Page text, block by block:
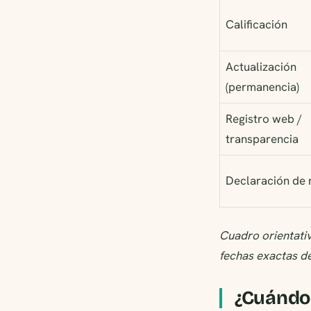
Calificación
Actualización
(permanencia)
Registro web /
transparencia
Declaración de
Cuadro
fechas exactas